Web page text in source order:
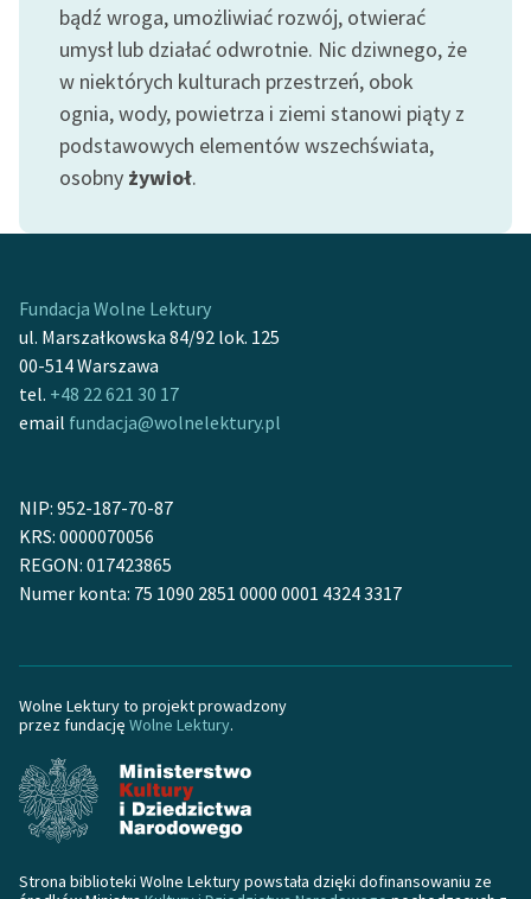
bądź wroga, umożliwiać rozwój, otwierać
umysł lub działać odwrotnie. Nic dziwnego, że
w niektórych kulturach przestrzeń, obok
ognia, wody, powietrza i ziemi stanowi piąty z
podstawowych elementów wszechświata,
osobny żywioł.
Fundacja Wolne Lektury
ul. Marszałkowska 84/92 lok. 125
00-514 Warszawa
tel. +48 22 621 30 17
email fundacja@wolnelektury.pl
NIP: 952-187-70-87
KRS: 0000070056
REGON: 017423865
Numer konta: 75 1090 2851 0000 0001 4324 3317
Wolne Lektury to projekt prowadzony
przez fundację Wolne Lektury.
Strona biblioteki Wolne Lektury powstała dzięki dofinansowaniu ze